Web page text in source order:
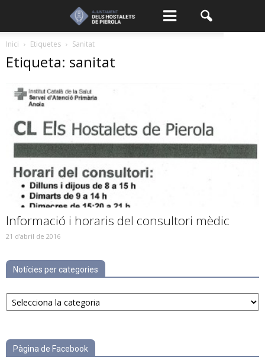
Inici Etiquetes Sanitat
Etiqueta: sanitat
Informació i horaris del consultori mèdic
21 d'abril de 2016
Notícies per categories
Notícies
per
Pàgina de Facebook